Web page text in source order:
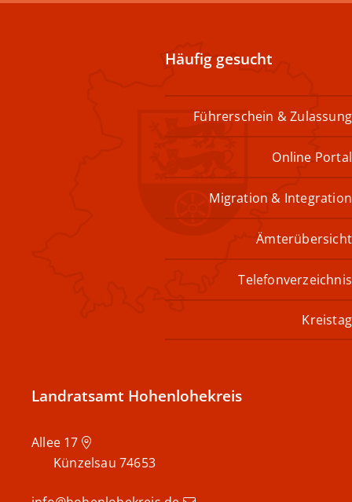
Häufig gesucht
Führerschein & Zulassung
Online Portal
Migration & Integration
Ämterübersicht
Telefonverzeichnis
Kreistag
Landratsamt Hohenlohekreis
74653
Künzelsau